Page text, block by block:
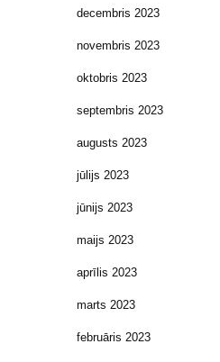
decembris 2023
novembris 2023
oktobris 2023
septembris 2023
augusts 2023
jūlijs 2023
jūnijs 2023
maijs 2023
aprīlis 2023
marts 2023
februāris 2023